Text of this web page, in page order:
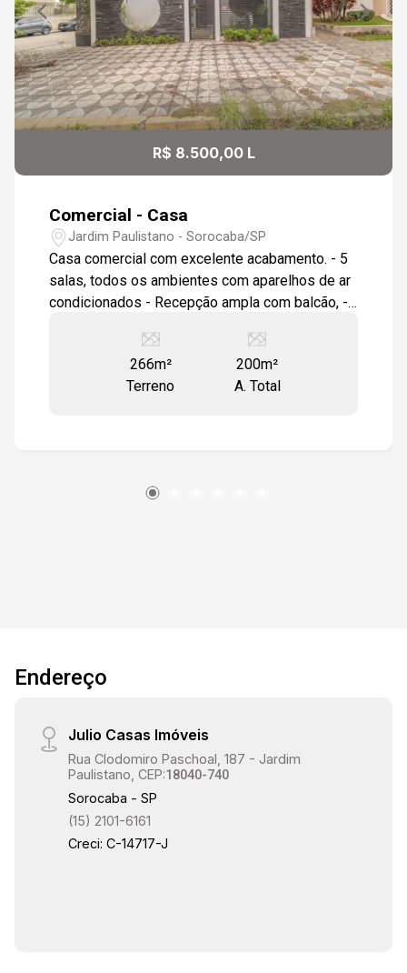
R$ 8.500,00 L
Comercial - Casa
Jardim Paulistano - Sorocaba/SP
Casa comercial com excelente acabamento. - 5
salas, todos os ambientes com aparelhos de ar
condicionados - Recepção ampla com balcão, -
- Toda em piso porcelanato - 3 banheiros -
Edícula com sala, cozinha e wc para funcionários
- 2 vagas de garagem cobertas. Esquina com
266m²
Terreno
200m²
A. Total
Endereço
Julio Casas Imóveis
Rua Clodomiro Paschoal, 187 - Jardim
Paulistano, CEP:18040-740
Sorocaba - SP
(15) 2101-6161
Creci: C-14717-J